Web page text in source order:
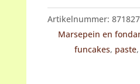
ivory)
aantal
Artikelnummer:
Marsepein en
funcakes, paste